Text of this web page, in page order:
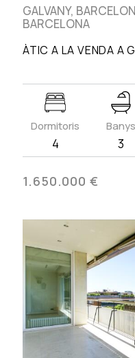
GALVANY,
BARCELONA
ÀTIC A LA VENDA A
Dormitoris
4
Banys
3
1.650.000 €